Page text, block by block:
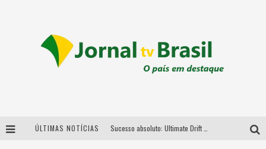
ÚLTIMAS NOTÍCIAS